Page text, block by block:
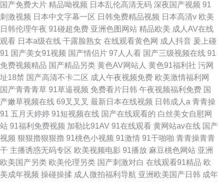
国产免费大片 精品呦视频 日本乱伦高清无码 深夜国产视频 91
刺激视频 日本中文字幕一区 日韩免费精品视频 日本高清v 欧美
日韩伦理午夜 91碰超免费 亚洲色图网站 精品欧美 成人AV在线
观看 日本a级在线 干露脸熟女 在线观看黄色网 成人抖音 爰上碰
91 国产美女91视频 国产情侣片 97人人看 国产三级视频在线 91
免费视频精品 国产精品另类 黄色AV网站人 黄色91福利社 污网
址18禁 国产高清不卡二区 成人午夜视频免费 欧美激情福利网
国产青青青草 91草逼视频 免费看片日韩 午夜视频福利免费 国
产嫩草视频在线 69叉叉叉 最新日本在线视频 日韩成人a 青青操
91 五月天婷婷 91短视频在线 国产在线观看的 白丝美女自慰网
站 91福利免费视频 加勒比91AV 91在线观看 黄网站av在线 国产
视频 狠狠擼狠狠擼 91桃色小视频 91激情 91干啪啪 青青操青青
干 主播诱惑无码专区 欧美视频电影 91播放 麻豆桃色网站 亚洲
欧美国产另类 欧美伦理另类 国产刺激对白 在线观看91精品 欧
美成年视频 操碰操揉 成人微拍福利导航 亚洲欧美国产日韩 成年